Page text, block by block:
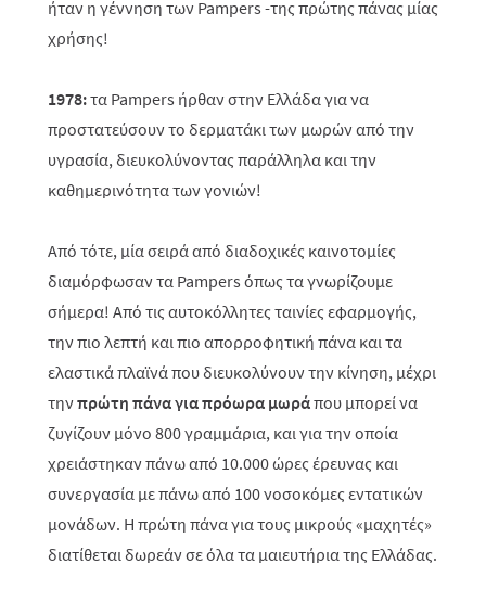
ήταν η γέννηση των Pampers -της πρώτης πάνας μίας
χρήσης!
1978:τα Pampers ήρθαν στην Ελλάδα για να
προστατεύσουν το δερματάκι των μωρών από την
υγρασία, διευκολύνοντας παράλληλα και την
καθημερινότητα των γονιών!
Από τότε, μία σειρά από διαδοχικές καινοτομίες
διαμόρφωσαν τα Pampers όπως τα γνωρίζουμε
σήμερα! Από τις αυτοκόλλητες ταινίες εφαρμογής,
την πιο λεπτή και πιο απορροφητική πάνα και τα
ελαστικά πλαϊνά που διευκολύνουν την κίνηση, μέχρι
τηνπρώτη πάνα για πρόωρα μωράπου μπορεί να
ζυγίζουν μόνο 800 γραμμάρια, και για την οποία
χρειάστηκαν πάνω από 10.000 ώρες έρευνας και
συνεργασία με πάνω από 100 νοσοκόμες εντατικών
μονάδων. Η πρώτη πάνα για τους μικρούς «μαχητές»
διατίθεται δωρεάν σε όλα τα μαιευτήρια της Ελλάδας.